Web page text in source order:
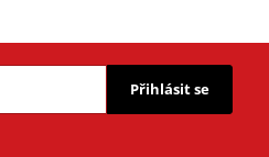
Přihlásit se